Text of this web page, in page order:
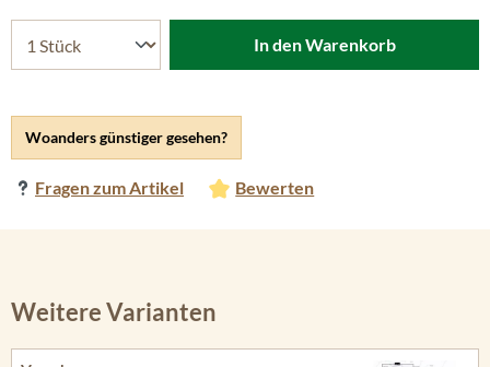
Woanders günstiger gesehen?
Fragen zum Artikel Bewerten
In den Warenkorb
Weitere Varianten